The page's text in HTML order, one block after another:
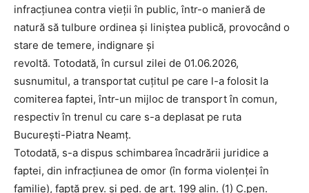
infracţiunea contra vieţii în public, într-o manieră de
natură să tulbure ordinea şi liniştea publică, provocând o
stare de temere, indignare şi
revoltă. Totodată, în cursul zilei de 01.06.2026,
susnumitul, a transportat cuţitul pe care l-a folosit la
comiterea faptei, într-un mijloc de transport în comun,
respectiv în trenul cu care s-a deplasat pe ruta
Bucureşti-Piatra Neamţ.
Totodată, s-a dispus schimbarea încadrării juridice a
faptei, din infracţiunea de omor (în forma violenţei în
familie), faptă prev. și ped. de art. 199 alin. (1) C.pen.